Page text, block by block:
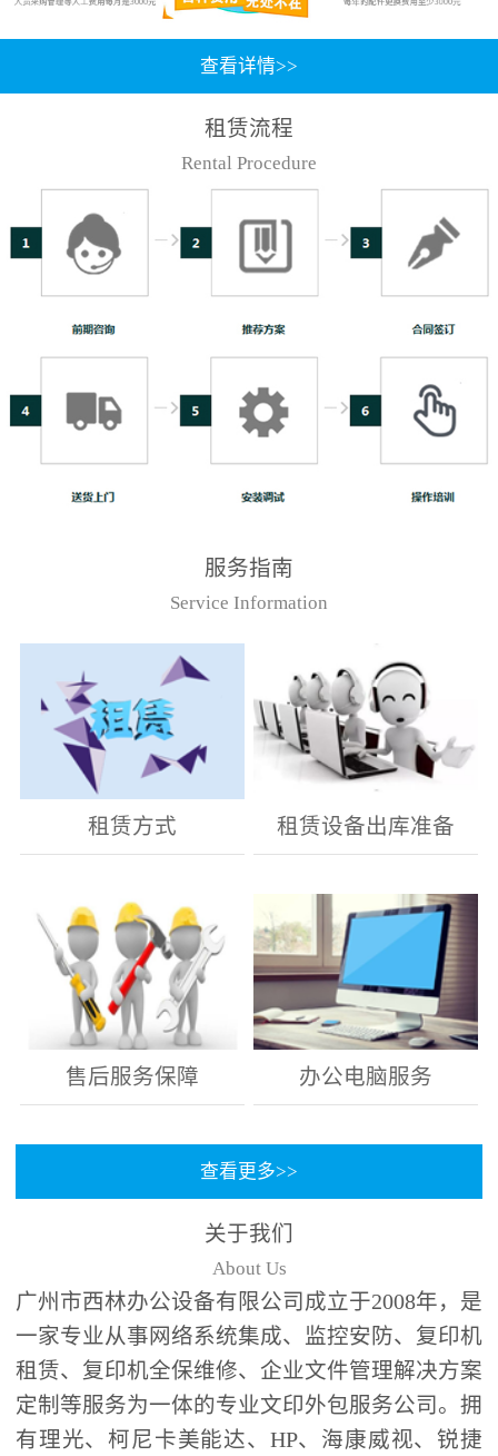
查看详情>>
租赁流程
Rental Procedure
服务指南
Service Information
租赁方式 租赁设备出库准备
售后服务保障 办公电脑服务
查看更多>>
关于我们
About Us
广州市西林办公设备有限公司成立于2008年，是
一家专业从事网络系统集成、监控安防、复印机
租赁、复印机全保维修、企业文件管理解决方案
定制等服务为一体的专业文印外包服务公司。拥
有理光、柯尼卡美能达、HP、海康威视、锐捷